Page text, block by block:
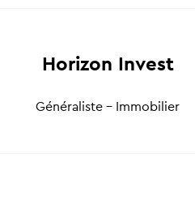
Horizon Invest
Généraliste - Immobilier